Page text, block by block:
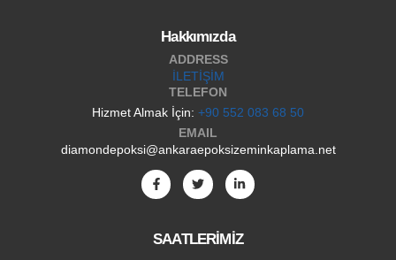
Hakkımızda
ADDRESS
İLETİŞİM
TELEFON
Hizmet Almak İçin: +90 552 083 68 50
EMAIL
diamondepoksi@ankaraepoksizeminkaplama.net
SAATLERİMİZ